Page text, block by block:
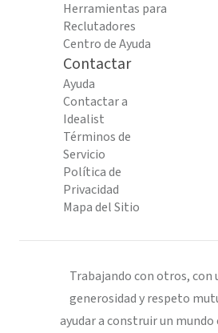
Herramientas para
Reclutadores
Centro de Ayuda
Contactar
Ayuda
Contactar a
Idealist
Términos de
Servicio
Política de
Privacidad
Mapa del Sitio
Trabajando con otros, con
generosidad y respeto
ayudar a construir un mundo